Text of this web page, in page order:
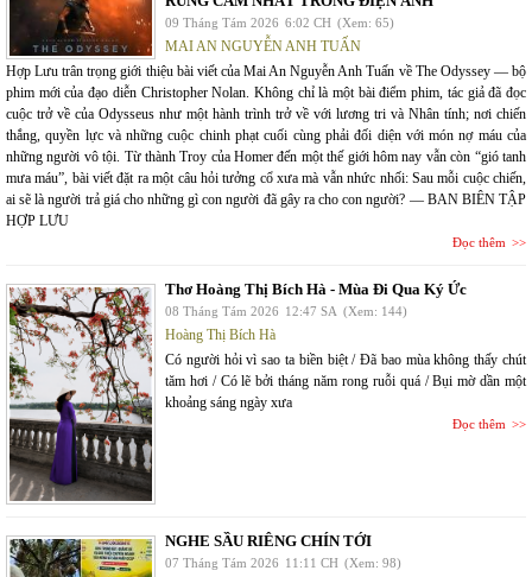
09 Tháng Tám 2026 6:02 CH (Xem: 65)
MAI AN NGUYỄN ANH TUẤN
Hợp Lưu trân trọng giới thiệu bài viết của Mai An Nguyễn Anh Tuấn về The Odyssey — bộ
phim mới của đạo diễn Christopher Nolan. Không chỉ là một bài điểm phim, tác giả đã đọc
cuộc trở về của Odysseus như một hành trình trở về với lương tri và Nhân tính; nơi chiến
thắng, quyền lực và những cuộc chinh phạt cuối cùng phải đối diện với món nợ máu của
những người vô tội. Từ thành Troy của Homer đến một thế giới hôm nay vẫn còn “gió tanh
mưa máu”, bài viết đặt ra một câu hỏi tưởng cổ xưa mà vẫn nhức nhối: Sau mỗi cuộc chiến,
ai sẽ là người trả giá cho những gì con người đã gây ra cho con người? — BAN BIÊN TẬP
HỢP LƯU
Đọc thêm
Thơ Hoàng Thị Bích Hà - Mùa Đi Qua Ký Ức
08 Tháng Tám 2026 12:47 SA (Xem: 144)
Hoàng Thị Bích Hà
Có người hỏi vì sao ta biền biệt / Đã bao mùa không thấy chút
tăm hơi / Có lẽ bởi tháng năm rong ruỗi quá / Bụi mờ dần một
khoảng sáng ngày xưa
Đọc thêm
NGHE SẦU RIÊNG CHÍN TỚI
07 Tháng Tám 2026 11:11 CH (Xem: 98)